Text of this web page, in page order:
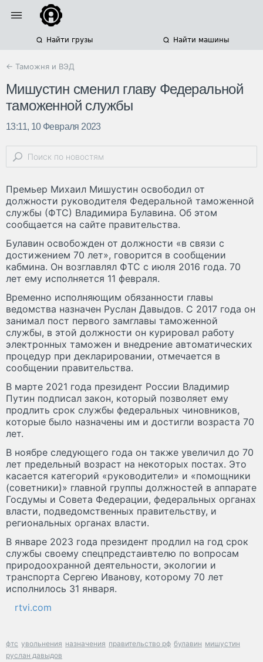
Найти грузы Найти машины
← Таможня и ВЭД
Мишустин сменил главу Федеральной
таможенной службы
13:11, 10 Февраля 2023
Премьер Михаил Мишустин освободил от
должности руководителя Федеральной таможенной
службы (ФТС) Владимира Булавина. Об этом
сообщается на сайте правительства.
Булавин освобожден от должности «в связи с
достижением 70 лет», говорится в сообщении
кабмина. Он возглавлял ФТС с июля 2016 года. 70
лет ему исполняется 11 февраля.
Временно исполняющим обязанности главы
ведомства назначен Руслан Давыдов. С 2017 года он
занимал пост первого замглавы таможенной
службы, в этой должности он курировал работу
электронных таможен и внедрение автоматических
процедур при декларировании, отмечается в
сообщении правительства.
В марте 2021 года президент России Владимир
Путин подписал закон, который позволяет ему
продлить срок службы федеральных чиновников,
которые было назначены им и достигли возраста 70
лет.
В ноябре следующего года он также увеличил до 70
лет предельный возраст на некоторых постах. Это
касается категорий «руководители» и «помощники
(советники)» главной группы должностей в аппарате
Госдумы и Совета Федерации, федеральных органах
власти, подведомственных правительству, и
региональных органах власти.
В январе 2023 года президент продлил на год срок
службы своему спецпредстаивтелю по вопросам
природоохранной деятельности, экологии и
транспорта Сергею Иванову, которому 70 лет
исполнилось 31 января.
rtvi.com
фтс увольнения назначения правительство рф булавин мишустин
руслан давыдов